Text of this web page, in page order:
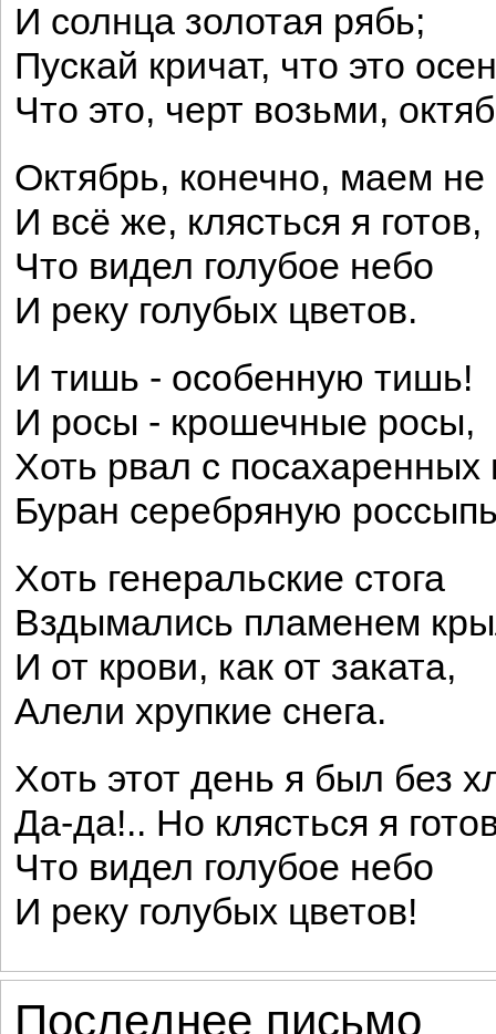
И солнца золотая рябь;
Пускай кричат, что это
Что это, черт возьми,
Октябрь, конечно, маем
И всё же, клясться я готов,
Что видел голубое небо
И реку голубых цветов.
И тишь - особенную тишь!
И росы - крошечные росы,
Хоть рвал с
Буран серебряную
Хоть генеральские стога
Вздымались пламенем
И от крови, как от заката,
Алели хрупкие снега.
Хоть этот день я был без
Да-да!.. Но клясться я
Что видел голубое небо
И реку голубых цветов!
Последнее письмо